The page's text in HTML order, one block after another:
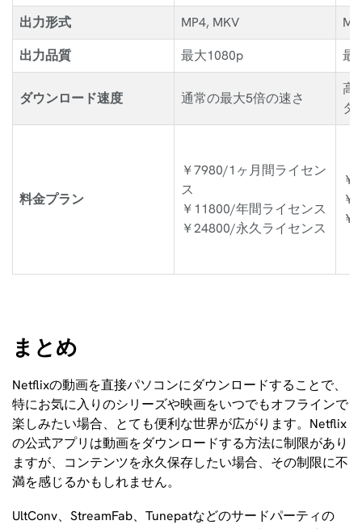
出力形式
MP4, MKV
出力品質
最大1080p 最
ダウンロード速度 通常の最大5倍の速さ
高
タ
料金プラン
￥7980/1ヶ月間ライセン
ス
￥11800/年間ライセンス
￥24800/永久ライセンス
￥
￥
￥
まとめ
Netflixの動画を直接パソコンにダウンロードすることで、
特にお気に入りのシリーズや映画をいつでもオフラインで
楽しみたい場合、とても便利な世界が広がります。Netflix
の公式アプリは動画をダウンロードする方法に制限があり
ますが、コンテンツを永久保存したい場合、その制限に不
満を感じるかもしれません。
UltConv、StreamFab、Tunepatなどのサードパーティの